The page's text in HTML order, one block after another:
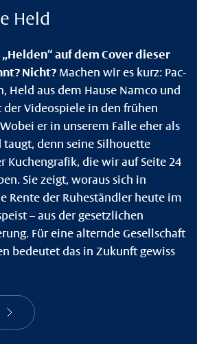
Held
„Helden“ auf dem Cover dieser
Nicht? Machen wir es kurz: Pac-
Held aus dem Hause Namco und
Videospiele in den frühen
er in unserem Falle eher als
taugt, denn seine Silhouette
Kuchengrafik, die wir auf Seite 24
Sie zeigt, woraus sich in
Rente der Ruheständler heute im
– aus der gesetzlichen
Für eine alternde Gesellschaft
bedeutet das in Zukunft gewiss